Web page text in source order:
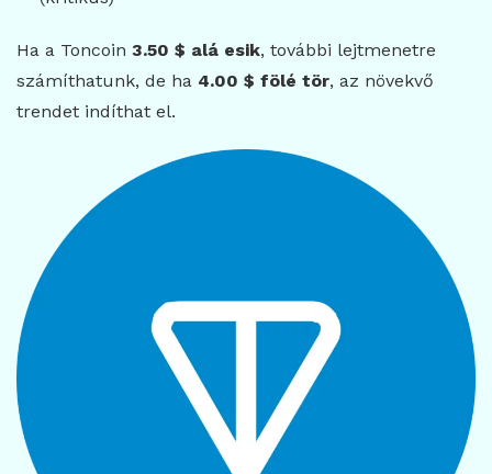
Ha a Toncoin 3.50 $ alá esik, további lejtmenetre
számíthatunk, de ha 4.00 $ fölé tör, az növekvő
trendet indíthat el.